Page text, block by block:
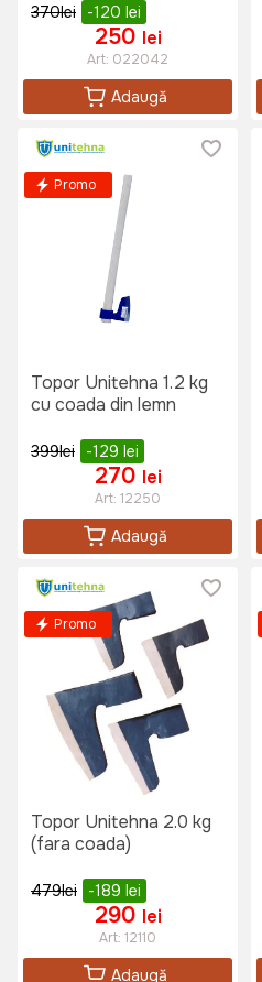
370lei -120 lei
250 lei
Art: 022042
Adaugă
Promo
Topor Unitehna 1.2 kg
cu coada din lemn
399lei -129 lei
270 lei
Art: 12250
Adaugă
Promo
Topor Unitehna 2.0 kg
(fara coada)
479lei -189 lei
290 lei
Art: 12110
Adaugă